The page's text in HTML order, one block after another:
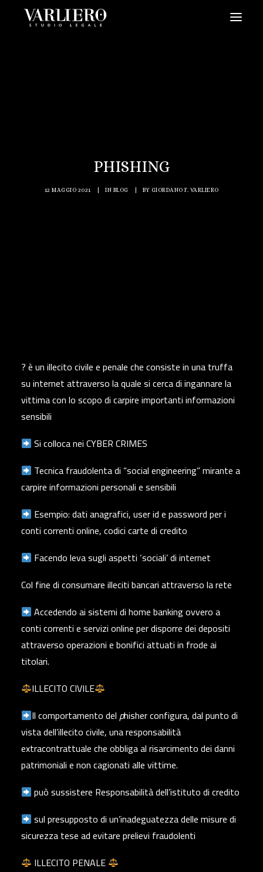
PHISHING
12 MAGGIO 2021 IN BLOG BY GIORDANO F. VARLIERO
? è un illecito civile e penale che consiste in una truffa
su internet attraverso la quale si cerca di ingannare la
vittima con lo scopo di carpire importanti informazioni
sensibili
Si colloca nei CYBER CRIMES
Tecnica fraudolenta di “social engineering” mirante a
carpire informazioni personali e sensibili
Esempio: dati anagrafici, user id e password per i
conti correnti online, codici carte di credito
Facendo leva sugli aspetti ‘sociali’ di internet
Col fine di consumare illeciti bancari attraverso la rete
Accedendo ai sistemi di home banking ovvero a
conti correnti e servizi online per disporre dei depositi
attraverso operazioni e bonifici attuati in frode ai
titolari.
ILLECITO CIVILE
Il comportamento delphisher configura, dal punto di
vista dell’illecito civile, unaresponsabilità
extracontrattualeche obbliga al risarcimento dei danni
patrimoniali e non cagionati alle vittime.
può sussistere Responsabilità dell’istituto di credito
sul presupposto di un’inadeguatezza delle misure di
sicurezza tese ad evitare prelievi fraudolenti
ILLECITO PENALE